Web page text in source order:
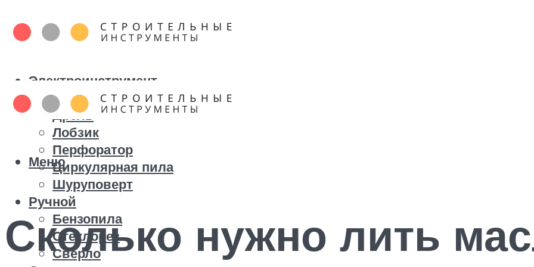
Электроинструмент
Болгарка
Дрель
Лобзик
Перфоратор
Циркулярная пила
Шуруповерт
Ручной
Бензопила
Стеклорез
Сверло
Меню
Сколько нужно лить